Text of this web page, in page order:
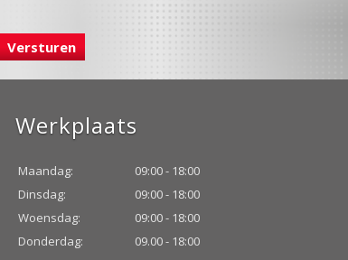
Werkplaats
Maandag:
09:00 - 18:00
Dinsdag:
09:00 - 18:00
Woensdag:
09:00 - 18:00
Donderdag:
09.00 - 18:00